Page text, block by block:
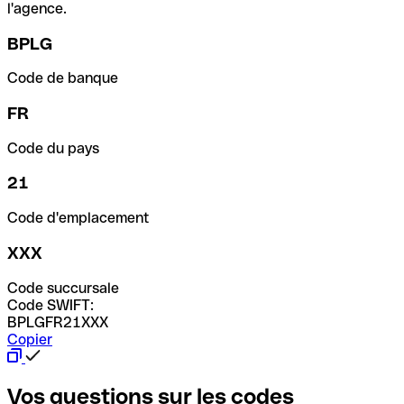
l'agence.
BPLG
Code de banque
FR
Code du pays
21
Code d'emplacement
XXX
Code succursale
Code SWIFT:
BPLGFR21XXX
Copier
Vos questions sur les codes